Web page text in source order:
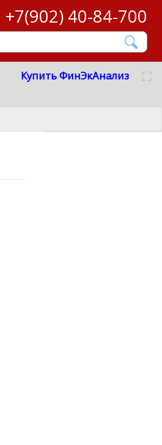
+7(902) 40-84-700
Купить ФинЭкАнализ